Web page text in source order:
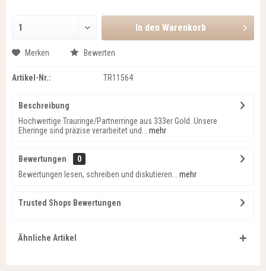
In den Warenkorb
Merken Bewerten
Artikel-Nr.: TR11564
Beschreibung
Hochwertige Trauringe/Partnerringe aus 333er Gold. Unsere
Eheringe sind präzise verarbeitet und...
mehr
Bewertungen
0
Bewertungen lesen, schreiben und diskutieren...
mehr
Trusted Shops Bewertungen
Ähnliche Artikel